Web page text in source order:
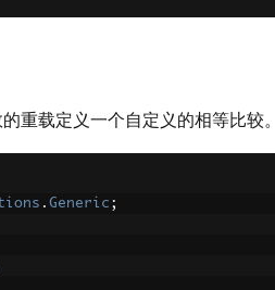
的重载定义一个自定义的相等比较
. Generic ;